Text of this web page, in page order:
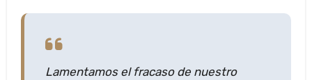
Lamentamos el fracaso de nuestro